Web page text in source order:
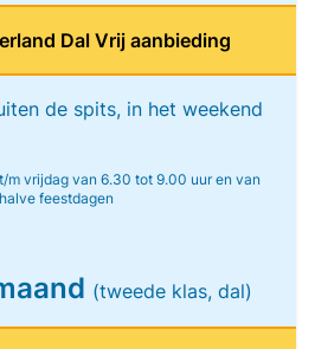
Dal Vrij aanbieding
de spits, in het weekend
m vrijdag van 6.30 tot 9.00 uur en van
feestdagen
(tweede klas, dal)